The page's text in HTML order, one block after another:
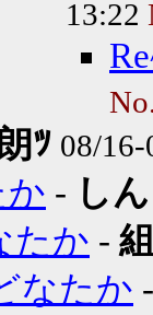
13:22
朗ﾂ 08/
か - し
たか -
なたか